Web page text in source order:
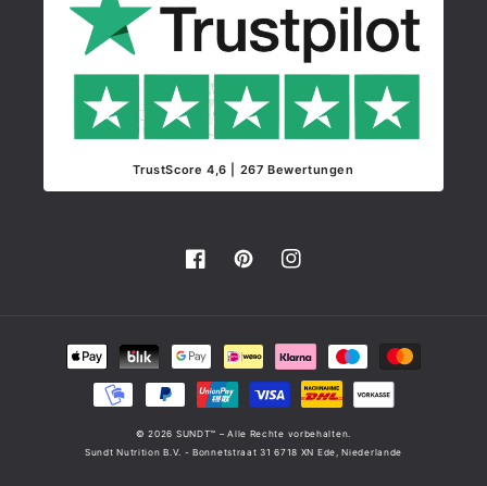
TrustScore 4,6 | 267 Bewertungen
FacebookPinterestInstagram
Zahlungsmethoden
© 2026 SUNDT™ – Alle Rechte vorbehalten.
Sundt Nutrition B.V. - Bonnetstraat 31 6718 XN Ede, Niederlande